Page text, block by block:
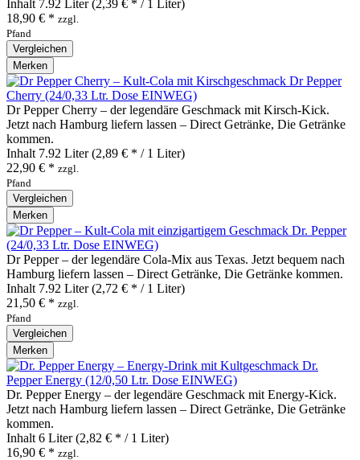
Inhalt 7.92 Liter(2,39 € * / 1 Liter)
18,90 € * zzgl.
Pfand
Vergleichen
Merken
Dr Pepper
Cherry (24/0,33 Ltr. Dose EINWEG)
Dr Pepper Cherry – der legendäre Geschmack mit Kirsch‑Kick.
Jetzt nach Hamburg liefern lassen – Direct Getränke, Die Getränke
kommen.
Inhalt 7.92 Liter(2,89 € * / 1 Liter)
22,90 € * zzgl.
Pfand
Vergleichen
Merken
Dr. Pepper
(24/0,33 Ltr. Dose EINWEG)
Dr Pepper – der legendäre Cola‑Mix aus Texas. Jetzt bequem nach
Hamburg liefern lassen – Direct Getränke, Die Getränke kommen.
Inhalt 7.92 Liter(2,72 € * / 1 Liter)
21,50 € * zzgl.
Pfand
Vergleichen
Merken
Dr.
Pepper Energy (12/0,50 Ltr. Dose EINWEG)
Dr. Pepper Energy – der legendäre Geschmack mit Energy‑Kick.
Jetzt nach Hamburg liefern lassen – Direct Getränke, Die Getränke
kommen.
Inhalt 6 Liter(2,82 € * / 1 Liter)
16,90 € * zzgl.